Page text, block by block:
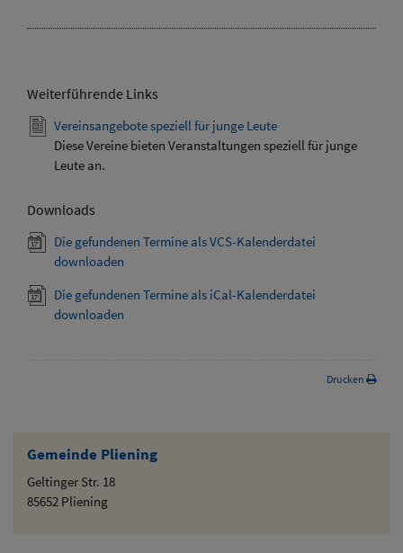
Gemeinde Pliening
Geltinger Str. 18
85652 Pliening
Weiterführende Links
Vereinsangebote speziell für junge Leute
Diese Vereine bieten Veranstaltungen speziell für junge
Leute an.
Downloads
Die gefundenen Termine als VCS-Kalenderdatei
downloaden
Die gefundenen Termine als iCal-Kalenderdatei
downloaden
Drucken